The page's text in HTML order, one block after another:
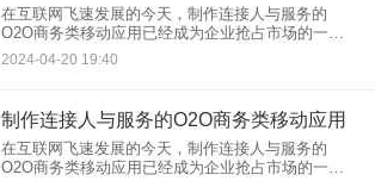
在互联网飞速发展的今天，制作连接人与服务的
O2O商务类移动应用已经成为企业抢占市场的一张
王牌。在这个便捷高效的数字化时代，没有一个像
样的商务类移动应用，简直就像是超人不穿他的披
2024-04-20 19:40
制作连接人与服务的O2O商务类移动应用
在互联网飞速发展的今天，制作连接人与服务的
O2O商务类移动应用已经成为企业抢占市场的一张